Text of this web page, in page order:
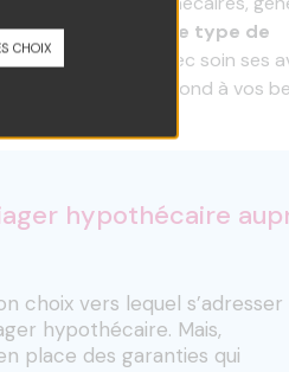
en place de ce type de
d’évaluer avec soin ses
qu’il correspond à vos
hypothécaire
choix vers lequel s’adresser
hypothécaire. Mais,
place des garanties qui
choix